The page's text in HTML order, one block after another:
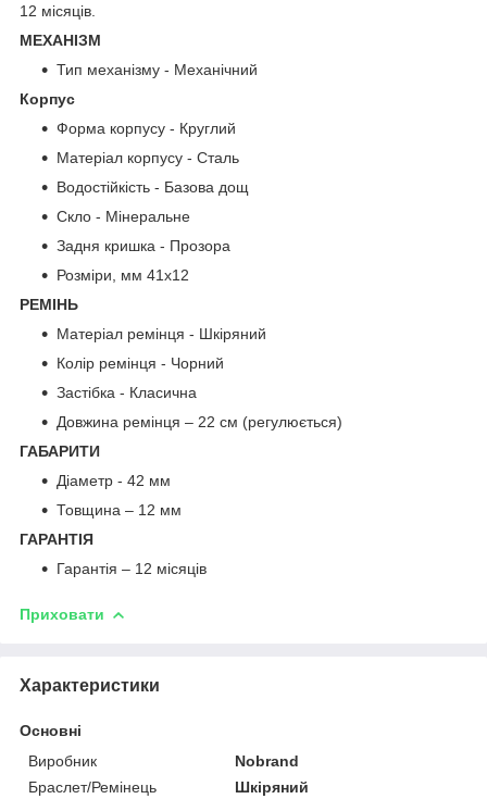
12 місяців.
МЕХАНІЗМ
Тип механізму - Механічний
Корпус
Форма корпусу - Круглий
Матеріал корпусу - Сталь
Водостійкість - Базова дощ
Скло - Мінеральне
Задня кришка - Прозора
Розміри, мм 41х12
РЕМІНЬ
Матеріал ремінця - Шкіряний
Колір ремінця - Чорний
Застібка - Класична
Довжина ремінця – 22 см (регулюється)
ГАБАРИТИ
Діаметр - 42 мм
Товщина – 12 мм
ГАРАНТІЯ
Гарантія – 12 місяців
Приховати
Характеристики
Основні
Виробник
Nobrand
Браслет/Ремінець
Шкіряний